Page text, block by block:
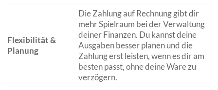
Flexibilität &
Planung
Die Zahlung auf Rechnung gibt dir
mehr Spielraum bei der Verwaltung
deiner Finanzen. Du kannst deine
Ausgaben besser planen und die
Zahlung erst leisten, wenn es dir am
besten passt, ohne deine Ware zu
verzögern.